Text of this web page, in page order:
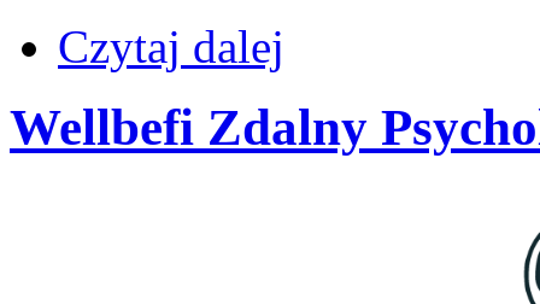
Czytaj dalej
Wellbefi Zdalny